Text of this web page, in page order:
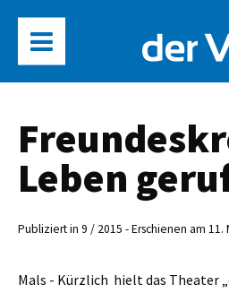
Leben
Publiziert in 9 / 2015 - Erschienen am 11.
Mals - Kürzlich hielt das Theater